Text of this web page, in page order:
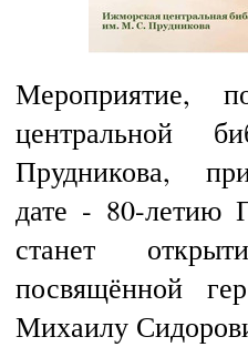
Мероприятие,
центральной
Прудникова,
дате - 80-летию
станет
посвящённой
Михаилу